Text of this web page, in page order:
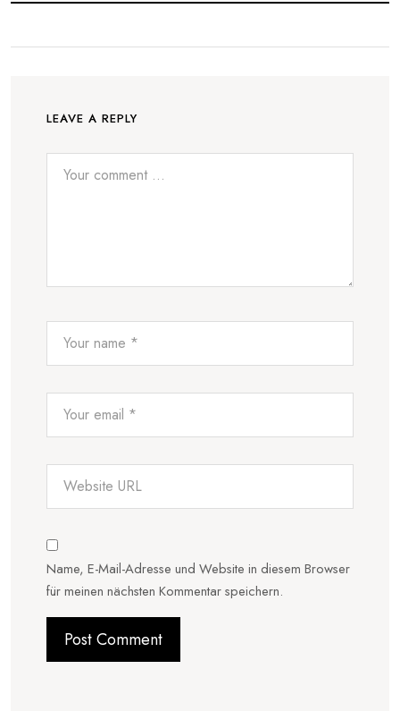
LEAVE A REPLY
Name, E-Mail-Adresse und Website in diesem Browser
für meinen nächsten Kommentar speichern.